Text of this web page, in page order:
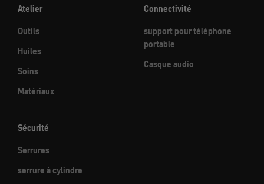
Atelier
Outils
Huiles
Soins
Matériaux
Connectivité
support pour téléphone
portable
Casque audio
Sécurité
Serrures
serrure à cylindre